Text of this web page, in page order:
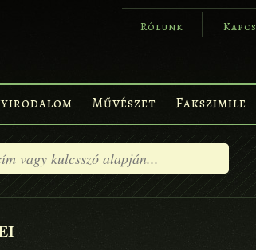
Rólunk
Művészet Fakszimile